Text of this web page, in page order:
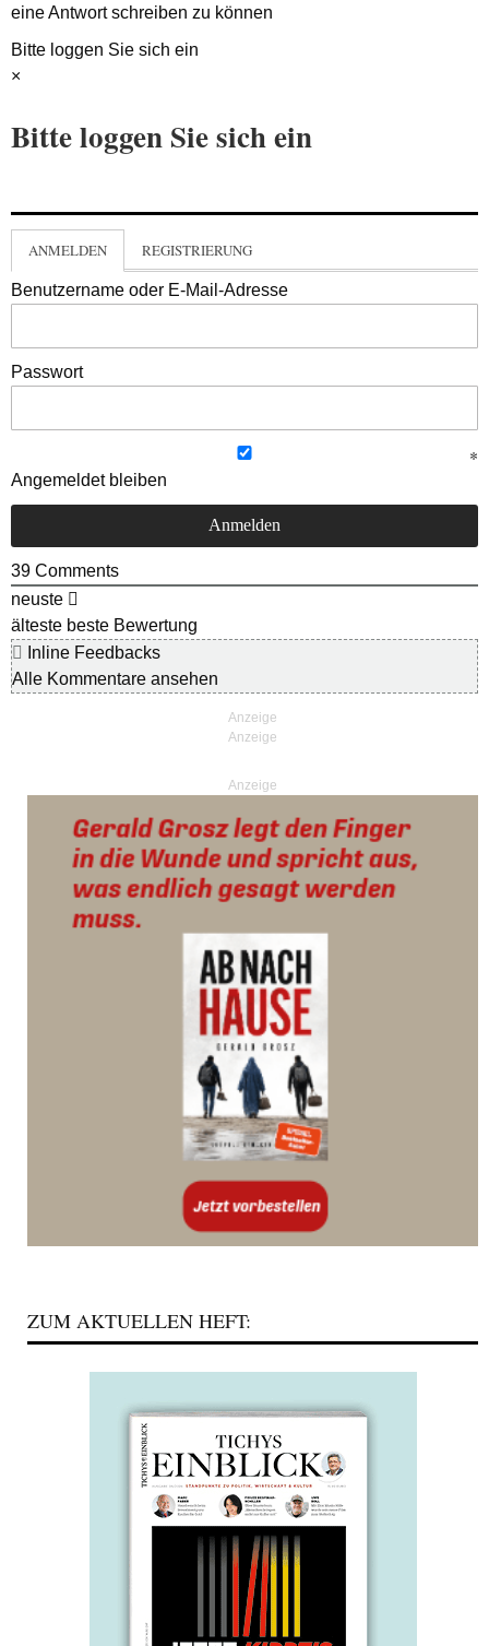
eine Antwort schreiben zu können
Bitte loggen Sie sich ein
×
Bitte loggen Sie sich ein
ANMELDEN REGISTRIERUNG
Benutzername oder E-Mail-Adresse
Passwort
Angemeldet bleiben
39 Comments
neuste
älteste beste Bewertung
Inline Feedbacks
Alle Kommentare ansehen
Anzeige
ZUM AKTUELLEN HEFT: